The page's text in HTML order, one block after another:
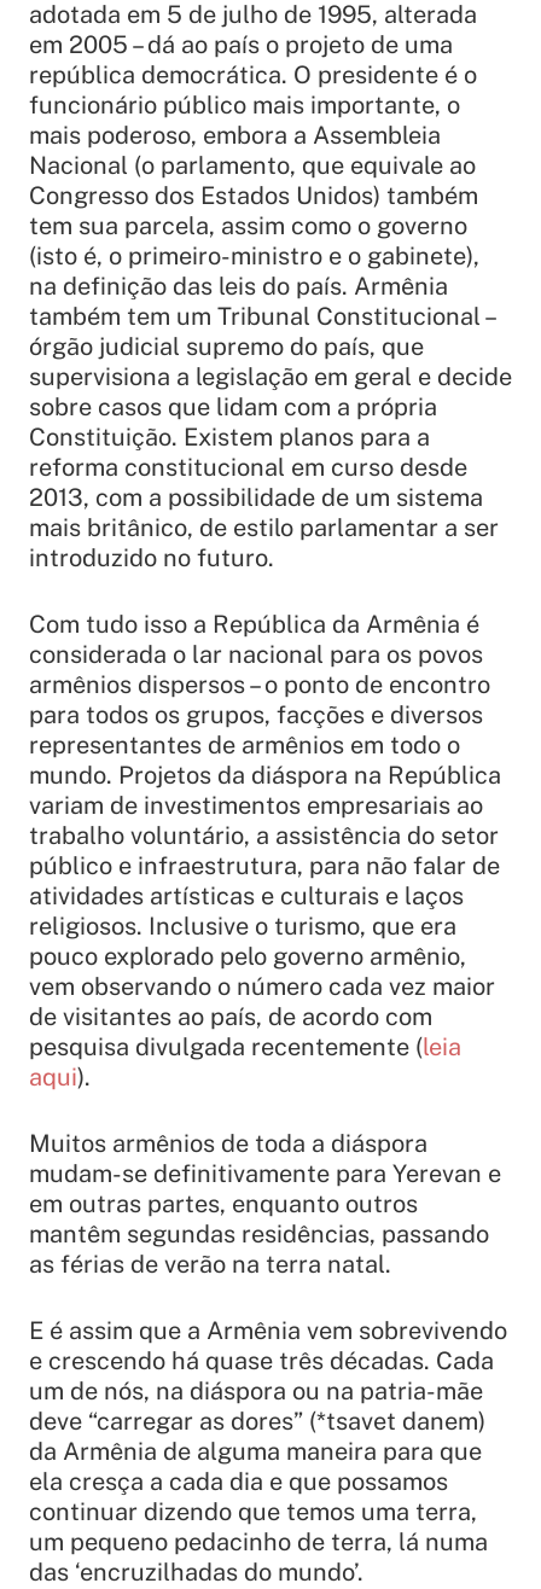
adotada em 5 de julho de 1995, alterada
em 2005 – dá ao país o projeto de uma
república democrática. O presidente é o
funcionário público mais importante, o
mais poderoso, embora a Assembleia
Nacional (o parlamento, que equivale ao
Congresso dos Estados Unidos) também
tem sua parcela, assim como o governo
(isto é, o primeiro-ministro e o gabinete),
na definição das leis do país. Armênia
também tem um Tribunal Constitucional –
órgão judicial supremo do país, que
supervisiona a legislação em geral e decide
sobre casos que lidam com a própria
Constituição. Existem planos para a
reforma constitucional em curso desde
2013, com a possibilidade de um sistema
mais britânico, de estilo parlamentar a ser
introduzido no futuro.
Com tudo isso a República da Armênia é
considerada o lar nacional para os povos
armênios dispersos – o ponto de encontro
para todos os grupos, facções e diversos
representantes de armênios em todo o
mundo. Projetos da diáspora na República
variam de investimentos empresariais ao
trabalho voluntário, a assistência do setor
público e infraestrutura, para não falar de
atividades artísticas e culturais e laços
religiosos. Inclusive o turismo, que era
pouco explorado pelo governo armênio,
vem observando o número cada vez maior
de visitantes ao país, de acordo com
pesquisa divulgada recentemente (leia
aqui).
Muitos armênios de toda a diáspora
mudam-se definitivamente para Yerevan e
em outras partes, enquanto outros
mantêm segundas residências, passando
as férias de verão na terra natal.
E é assim que a Armênia vem sobrevivendo
e crescendo há quase três décadas. Cada
um de nós, na diáspora ou na patria-mãe
deve “carregar as dores” (*tsavet danem)
da Armênia de alguma maneira para que
ela cresça a cada dia e que possamos
continuar dizendo que temos uma terra,
um pequeno pedacinho de terra, lá numa
das ‘encruzilhadas do mundo’.